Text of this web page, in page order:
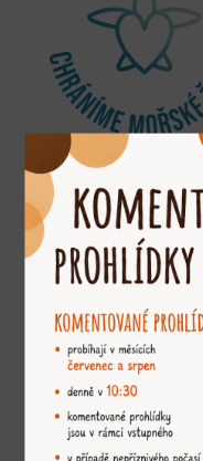
Jsme členem